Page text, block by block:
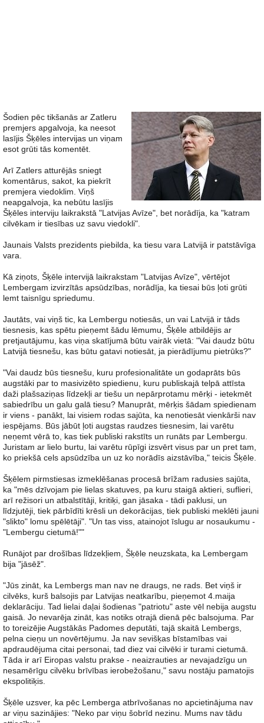
Šodien pēc tikšanās ar Zatleru
premjers apgalvoja, ka neesot
lasījis Šķēles intervijas un viņam
esot grūti tās komentēt.
Arī Zatlers atturējās sniegt
komentārus, sakot, ka piekrīt
premjera viedoklim. Viņš
neapgalvoja, ka nebūtu lasījis
Šķēles interviju laikrakstā "Latvijas Avīze", bet norādīja, ka "katram
cilvēkam ir tiesības uz savu viedokli".
Jaunais Valsts prezidents piebilda, ka tiesu vara Latvijā ir patstāvīga
vara.
Kā ziņots, Šķēle intervijā laikrakstam "Latvijas Avīze", vērtējot
Lembergam izvirzītās apsūdzības, norādīja, ka tiesai būs ļoti grūti
lemt taisnīgu spriedumu.
Jautāts, vai viņš tic, ka Lembergu notiesās, un vai Latvijā ir tāds
tiesnesis, kas spētu pieņemt šādu lēmumu, Šķēle atbildējis ar
pretjautājumu, kas viņa skatījumā būtu vairāk vietā: "Vai daudz būtu
Latvijā tiesnešu, kas būtu gatavi notiesāt, ja pierādījumu pietrūks?"
"Vai daudz būs tiesnešu, kuru profesionalitāte un godaprāts būs
augstāki par to masivizēto spiedienu, kuru publiskajā telpā attīsta
daži plašsaziņas līdzekļi ar tiešu un nepārprotamu mērķi - ietekmēt
sabiedrību un galu galā tiesu? Manuprāt, mērķis šādam spiedienam
ir viens - panākt, lai visiem rodas sajūta, ka nenotiesāt vienkārši nav
iespējams. Būs jābūt ļoti augstas raudzes tiesnesim, lai varētu
neņemt vērā to, kas tiek publiski rakstīts un runāts par Lembergu.
Juristam ar lielo burtu, lai varētu rūpīgi izsvērt visus par un pret tam,
ko priekšā cels apsūdzība un uz ko norādīs aizstāvība," teicis Šķēle.
Šķēlem pirmstiesas izmeklēšanas procesā brīžam radusies sajūta,
ka "mēs dzīvojam pie lielas skatuves, pa kuru staigā aktieri, suflieri,
arī režisori un atbalstītāji, kritiķi, gan jāsaka - tādi paklusi, un
līdzjutēji, tiek pārbīdīti krēsli un dekorācijas, tiek publiski meklēti jauni
"slikto" lomu spēlētāji". "Un tas viss, atainojot īslugu ar nosaukumu -
"Lembergu cietumā!""
Runājot par drošības līdzekļiem, Šķēle neuzskata, ka Lembergam
bija "jāsēž".
"Jūs zināt, ka Lembergs man nav ne draugs, ne rads. Bet viņš ir
cilvēks, kurš balsojis par Latvijas neatkarību, pieņemot 4.maija
deklarāciju. Tad lielai daļai šodienas "patriotu" aste vēl nebija augstu
gaisā. Jo nevarēja zināt, kas notiks otrajā dienā pēc balsojuma. Par
to toreizējie Augstākās Padomes deputāti, tajā skaitā Lembergs,
pelna cieņu un novērtējumu. Ja nav sevišķas bīstamības vai
apdraudējuma citai personai, tad diez vai cilvēki ir turami cietumā.
Tāda ir arī Eiropas valstu prakse - neaizrauties ar nevajadzīgu un
nesamērīgu cilvēku brīvības ierobežošanu," savu nostāju pamatojis
ekspolitiķis.
Šķēle uzsver, ka pēc Lemberga atbrīvošanas no apcietinājuma nav
ar viņu sazinājies: "Neko par viņu šobrīd nezinu. Mums nav tādu